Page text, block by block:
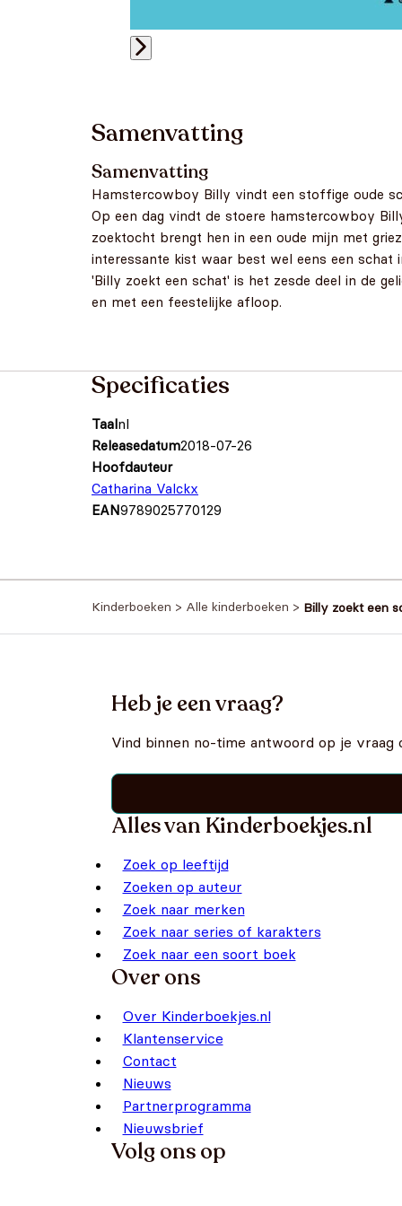
Samenvatting
Samenvatting
Hamstercowboy Billy vindt een stoffige oude
Op een dag vindt de stoere hamstercowboy
zoektocht brengt hen in een oude mijn met
interessante kist waar best wel eens een schat
'Billy zoekt een schat' is het zesde deel in de
en met een feestelijke afloop.
Specificaties
Taalnl
Releasedatum2018-07-26
Hoofdauteur
Catharina Valckx
EAN9789025770129
Kinderboeken > Alle kinderboeken > Billy zoekt een
Heb je een vraag?
Vind binnen no-time antwoord op je vraag
Alles van Kinderboekjes.nl
Zoek op leeftijd
Zoeken op auteur
Zoek naar merken
Zoek naar series of karakters
Zoek naar een soort boek
Over ons
Over Kinderboekjes.nl
Klantenservice
Contact
Nieuws
Partnerprogramma
Nieuwsbrief
Volg ons op